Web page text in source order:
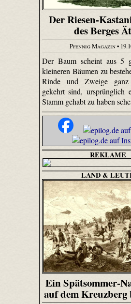
Der Riesen-
des Berges
Pfennig Magazin•
Der Baum scheint aus 5
kleineren Bäumen zu
Rinde und Zweige
gekehrt sind, ursprünglich
Stamm gehabt zu haben
REKLAME
LAND &
Ein Spätsommer-
auf dem